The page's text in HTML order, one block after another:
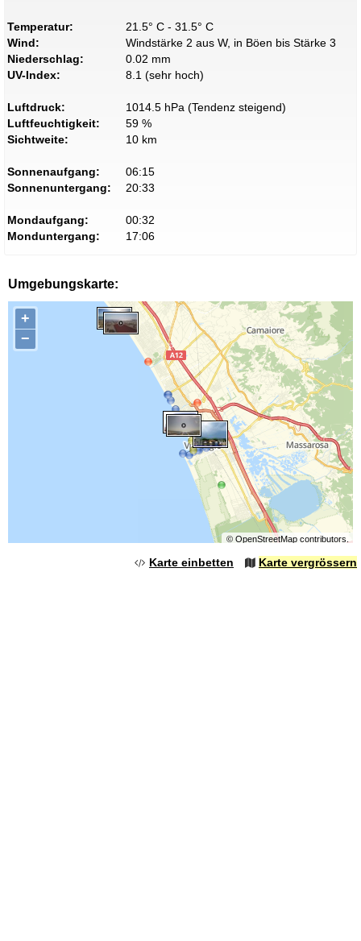
Temperatur:
21.5° C - 31.5° C
Wind:
Windstärke 2 aus W, in Böen bis Stärke 3
Niederschlag:
0.02 mm
UV-Index:
8.1 (sehr hoch)
Luftdruck:
1014.5 hPa (Tendenz steigend)
Luftfeuchtigkeit:
59 %
Sichtweite:
10 km
Sonnenaufgang:
06:15
Sonnenuntergang:
20:33
Mondaufgang:
00:32
Monduntergang:
17:06
Umgebungskarte:
+
−
© OpenStreetMapcontributors.
Karte einbetten Karte vergrössern